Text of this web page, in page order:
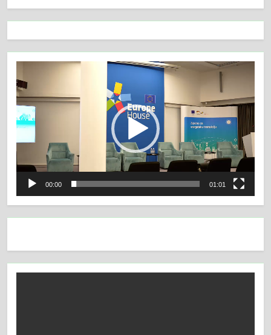
Player
00:00 01:01